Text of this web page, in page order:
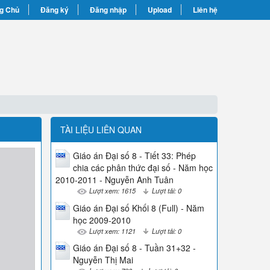
Chủ Đăng ký Đăng nhập Upload Liên hệ
TÀI LIỆU LIÊN QUAN
Giáo án Đại số 8 - Tiết 33: Phép
chia các phân thức đại số - Năm học
2010-2011 - Nguyễn Anh Tuân
Lượt xem: 1615 Lượt tải: 0
Giáo án Đại số Khối 8 (Full) - Năm
học 2009-2010
Lượt xem: 1121 Lượt tải: 0
Giáo án Đại số 8 - Tuần 31+32 -
Nguyễn Thị Mai